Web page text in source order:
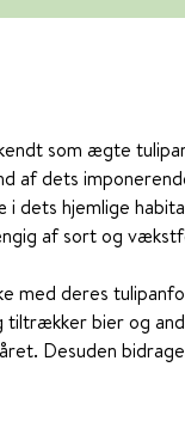
som ægte
af dets
dets hjemlige
af sort og
med deres
tiltrækker bier og
Desuden